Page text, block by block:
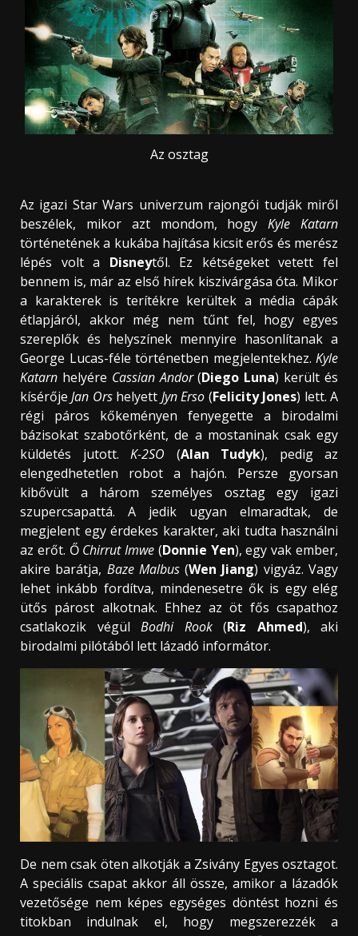
Az osztag
Az igazi Star Wars univerzum rajongói tudják miről
beszélek, mikor azt mondom, hogyKyle Katarn
történetének a kukába hajítása kicsit erős és merész
lépés volt a Disneytől. Ez kétségeket vetett fel
bennem is, már az első hírek kiszivárgása óta. Mikor
a karakterek is terítékre kerültek a média cápák
étlapjáról, akkor még nem tűnt fel, hogy egyes
szereplők és helyszínek mennyire hasonlítanak a
George Lucas-féle történetben megjelentekhez. Kyle
Katarn helyére Cassian Andor(Diego Luna) került és
kísérőjeJan Orshelyett Jyn Erso (Felicity Jones) lett. A
régi páros kőkeményen fenyegette a birodalmi
bázisokat szabotőrként, de a mostaninak csak egy
küldetés jutott. K-2SO (Alan Tudyk), pedig az
elengedhetetlen robot a hajón. Persze gyorsan
kibővült a három személyes osztag egy igazi
szupercsapattá. A jedik ugyan elmaradtak, de
megjelent egy érdekes karakter, aki tudta használni
az erőt. Ő Chirrut Imwe (Donnie Yen), egy vak ember,
akire barátja, Baze Malbus(Wen Jiang) vigyáz. Vagy
lehet inkább fordítva, mindenesetre ők is egy elég
ütős párost alkotnak. Ehhez az öt fős csapathoz
csatlakozik végül Bodhi Rook(Riz Ahmed), aki
birodalmi pilótából lett lázadó informátor.
De nem csak öten alkotják a Zsivány Egyes osztagot.
A speciális csapat akkor áll össze, amikor a lázadók
vezetősége nem képes egységes döntést hozni és
titokban indulnak el, hogy megszerezzék a